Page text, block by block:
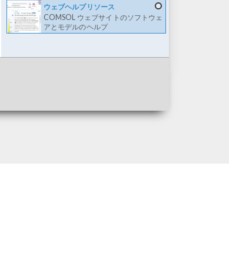
ウェブヘルプリソース
COMSOL ウェブサイトのソフトウェ
アとモデルのヘルプ